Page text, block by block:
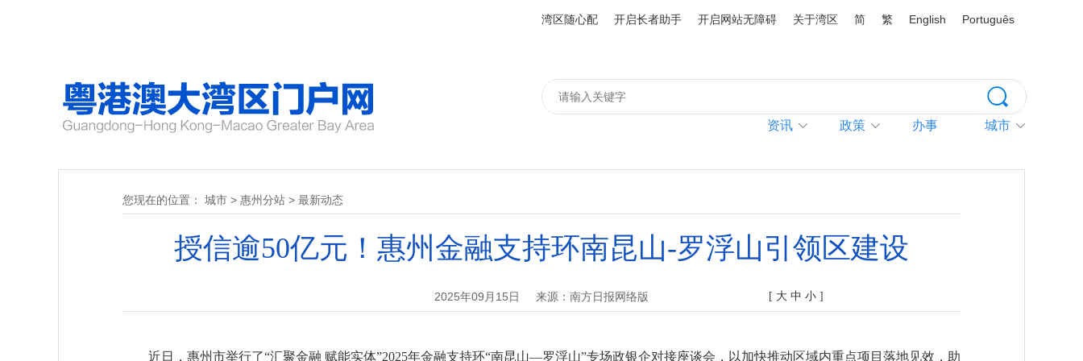
湾区随心配 开启长者助手 开启网站无障碍 关于湾区 简 繁 English Português
资讯 政策 办事 城市
您现在的位置： 城市 > 惠州分站 > 最新动态
授信逾50亿元！惠州金融支持环南昆山-罗浮山引领区建设
2025年09月15日 来源：南方日报网络版 [ 大 中 小 ]
近日，惠州市举行了“汇聚金融 赋能实体”2025年金融支持环“南昆山—罗浮山”专场政银企对接座谈会，以加快推动区域内重点项目落地见效，助